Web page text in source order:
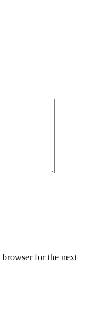
browser for the next